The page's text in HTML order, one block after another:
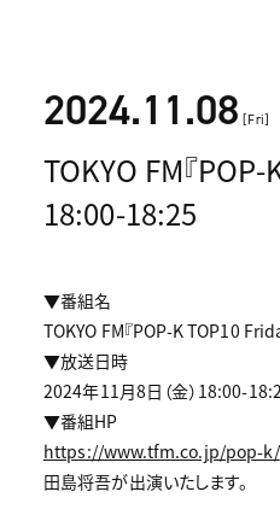
2024.11.08 [Fri]
TOKYO FM『
18:00-18:25
▼番組名
TOKYO FM『POP-K TOP10
▼放送日時
2024年11月8日（金）18:00-
▼番組HP
https://www.tfm.co.jp/pop-k/
田島将吾が出演いたします。